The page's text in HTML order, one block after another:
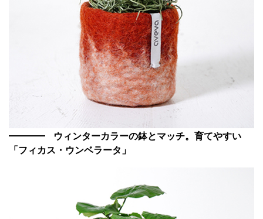
ウィンターカラーの鉢とマッチ。育てやすい
「フィカス・ウンベラータ」